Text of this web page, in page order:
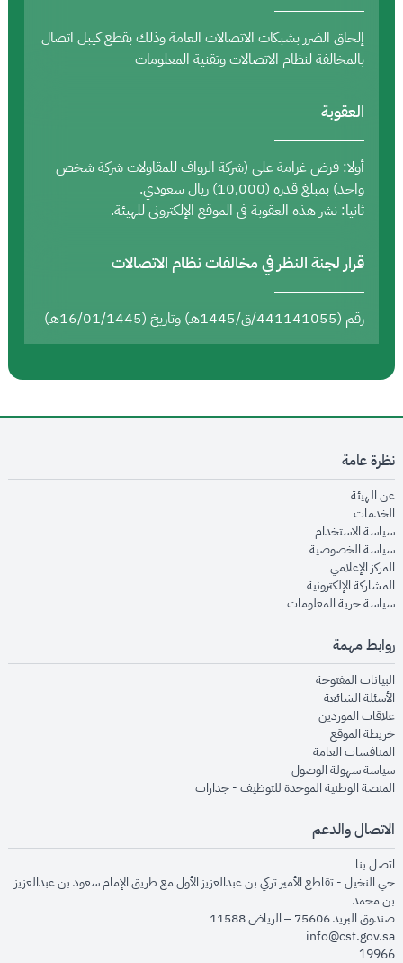
إلحاق الضرر بشبكات الاتصالات العامة وذلك بقطع كيبل اتصال
بالمخالفة لنظام الاتصالات وتقنية المعلومات
العقوبة
أولا: فرض غرامة على (شركة الرواف للمقاولات شركة شخص
واحد) بمبلغ قدره (10,000) ريال سعودي.
ثانيا: نشر هذه العقوبة في الموقع الإلكتروني للهيئة.
قرار لجنة النظر في مخالفات نظام الاتصالات
رقم (441141055/ق/1445هـ) وتاريخ (16/01/1445هـ)
نظرة عامة
عن الهيئةopens in new window
الخدماتopens in new window
سياسة الاستخدام
سياسة الخصوصيةopens in new window
المركز الإعلاميopens in new window
المشاركة الإلكترونيةopens in new window
سياسة حرية المعلوماتopens in new window
روابط مهمة
البيانات المفتوحةopens in new window
الأسئلة الشائعةopens in new window
علاقات الموردينopens in new window
خريطة الموقعopens in new window
المنافسات العامةopens in new window
سياسة سهولة الوصولopens in new window
المنصة الوطنية الموحدة للتوظيف - جداراتopens in new window
الاتصال والدعم
اتصل بنا
حي النخيل - تقاطع الأمير تركي بن عبدالعزيز الأول مع طريق الإمام سعود بن عبدالعزيز
بن محمد
صندوق البريد 75606 – الرياض 11588
info@cst.gov.sa
19966